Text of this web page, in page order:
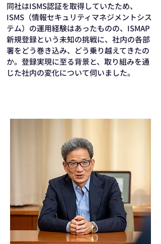
同社はISMS認証を取得していたため、
ISMS（情報セキュリティマネジメントシス
テム）の運用経験はあったものの、ISMAP
新規登録という未知の挑戦に、社内の各部
署をどう巻き込み、どう乗り越えてきたの
か。登録実現に至る背景と、取り組みを通
じた社内の変化について伺いました。